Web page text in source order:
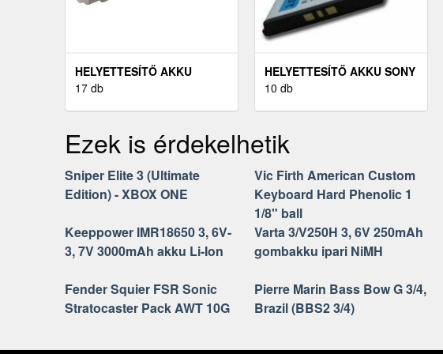
HELYETTESÍTŐ AKKU
LAPTOP LENOVO IDEAPAD
17 db
HELYETTESÍTŐ AKKU SONY
ERICSSON V800
10 db
Ezek is érdekelhetik
Sniper Elite 3 (Ultimate
Edition) - XBOX ONE
Vic Firth American Custom
Keyboard Hard Phenolic 1
1/8" ball
Keeppower IMR18650 3, 6V-
3, 7V 3000mAh akku Li-Ion
Varta 3/V250H 3, 6V 250mAh
gombakku ipari NiMH
Fender Squier FSR Sonic
Stratocaster Pack AWT 10G
Pierre Marin Bass Bow G 3/4,
Brazil (BBS2 3/4)